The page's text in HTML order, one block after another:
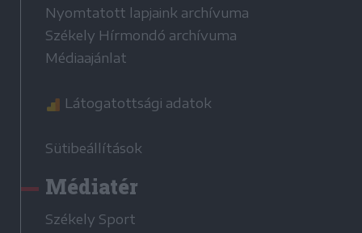
Nyomtatott lapjaink archívuma
Székely Hírmondó archívuma
Médiaajánlat
Látogatottsági adatok
Sütibeállítások
Médiatér
Székely Sport